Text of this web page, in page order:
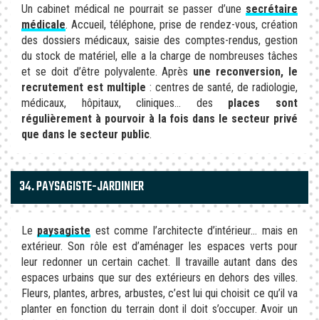
Un cabinet médical ne pourrait se passer d’une secrétaire
médicale. Accueil, téléphone, prise de rendez-vous, création
des dossiers médicaux, saisie des comptes-rendus, gestion
du stock de matériel, elle a la charge de nombreuses tâches
et se doit d’être polyvalente. Après une reconversion, le
recrutement est multiple : centres de santé, de radiologie,
médicaux, hôpitaux, cliniques… des places sont
régulièrement à pourvoir à la fois dans le secteur privé
que dans le secteur public.
34. PAYSAGISTE-JARDINIER
Le paysagiste est comme l’architecte d’intérieur… mais en
extérieur. Son rôle est d’aménager les espaces verts pour
leur redonner un certain cachet. Il travaille autant dans des
espaces urbains que sur des extérieurs en dehors des villes.
Fleurs, plantes, arbres, arbustes, c’est lui qui choisit ce qu’il va
planter en fonction du terrain dont il doit s’occuper. Avoir un